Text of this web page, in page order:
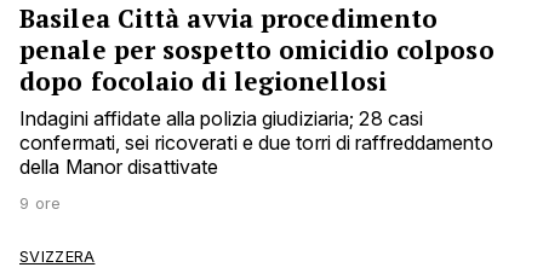
Basilea Città avvia procedimento
penale per sospetto omicidio colposo
dopo focolaio di legionellosi
Indagini affidate alla polizia giudiziaria; 28 casi
confermati, sei ricoverati e due torri di raffreddamento
della Manor disattivate
9 ore
SVIZZERA